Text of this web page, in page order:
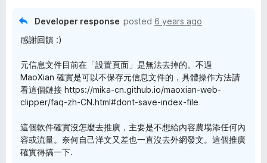
Developer response posted 6 years ago
感謝回饋 :)
元信息文件目前在「設置頁面」是無法去掉的。不過
MaoXian 確實是可以不保存元信息文件的，具體操作方法請
看這個鏈接 https://mika-cn.github.io/maoxian-web-
clipper/faq-zh-CN.html#dont-save-index-file
這個軟件確實沒怎麼去推廣，主要是不想給內容農場添任何內
容或流量。奈何自己洋文又差也一直沒去外網發文。這個推廣
確實得搞一下.